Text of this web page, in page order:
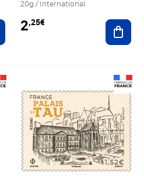
au panier
20g / International
2,25€